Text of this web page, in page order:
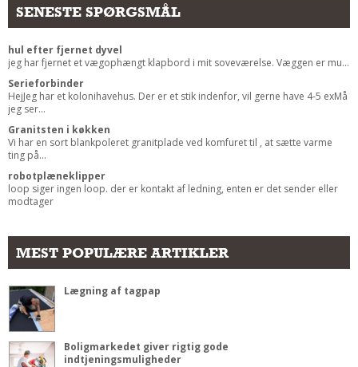
SENESTE SPØRGSMÅL
hul efter fjernet dyvel
jeg har fjernet et vægophængt klapbord i mit soveværelse. Væggen er mu...
Serieforbinder
HejJeg har et kolonihavehus. Der er et stik indenfor, vil gerne have 4-5 exMå
jeg ser...
Granitsten i køkken
Vi har en sort blankpoleret granitplade ved komfuret til , at sætte varme
ting på...
robotplæneklipper
loop siger ingen loop. der er kontakt af ledning, enten er det sender eller
modtager
MEST POPULÆRE ARTIKLER
Lægning af tagpap
Boligmarkedet giver rigtig gode
indtjeningsmuligheder